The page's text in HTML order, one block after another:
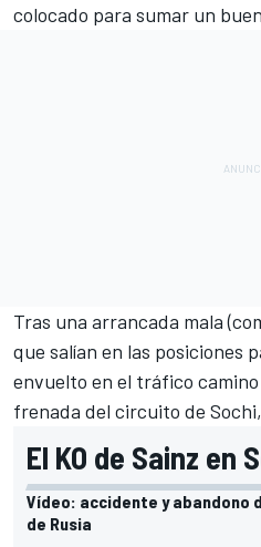
colocado para sumar un
Tras una arrancada mala
que salían en las posiciones
envuelto en el tráfico
frenada del circuito de Sochi
El KO de Sainz en
Vídeo: accidente y abandono
de Rusia